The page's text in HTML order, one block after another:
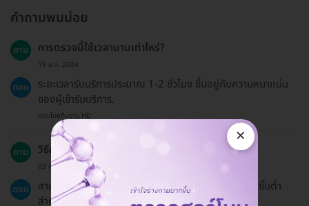
คำถามพบบ่อย
ถาม การตรวจนี้ใช้เวลานานเท่าไหร่?
19 ธ.ค. 2024
ตอบ
ระยะเวลารับบริการประมาณ 1-2 ชั่วโมง ขึ้นอยู่กับความหนาแน่น
ของผู้เข้ารับบริการ.
ตอบโดยทีมงาน HD
ถาม วิธีการจ่ายเงินสำหรับแพ็กเกจนี้มีอะไรบ้าง?
03 ก.ค. 2023
ตอบ
สามารถชำระเงินได้ทั้งโอนจ่ายและบัตรเครดิต โดยมียอดขั้นต่ำ
สำหรับการผ่อนชำระ 0% ผ่านบัตรเครดิต.
×